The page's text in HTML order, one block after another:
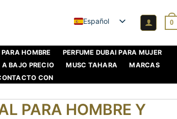
Español 0
HOMBRE
PERFUME DUBAI PARA MUJER
A BAJO PRECIO MUSC TAHARA
MARCAS
CON
PARA HOMBRE Y